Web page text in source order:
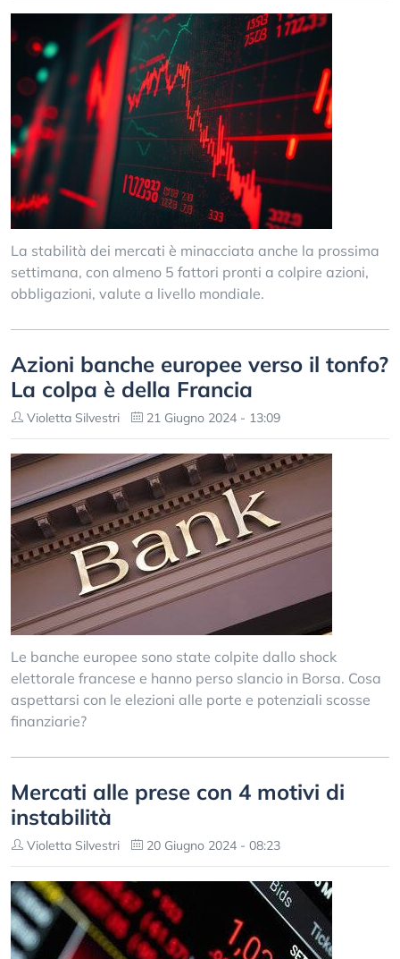
La stabilità dei mercati è minacciata anche la prossima
settimana, con almeno 5 fattori pronti a colpire azioni,
obbligazioni, valute a livello mondiale.
Azioni banche europee verso il tonfo?
La colpa è della Francia
Violetta Silvestri 21 Giugno 2024 - 13:09
Le banche europee sono state colpite dallo shock
elettorale francese e hanno perso slancio in Borsa. Cosa
aspettarsi con le elezioni alle porte e potenziali scosse
finanziarie?
Mercati alle prese con 4 motivi di
instabilità
Violetta Silvestri 20 Giugno 2024 - 08:23